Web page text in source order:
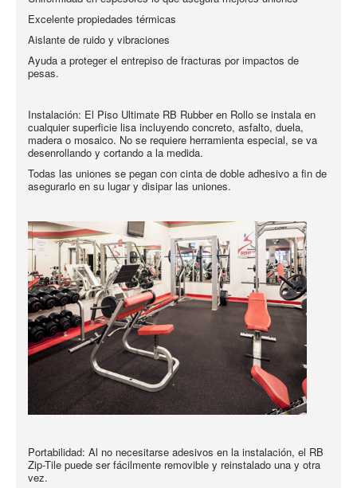
Excelente propiedades térmicas
Aislante de ruido y vibraciones
Ayuda a proteger el entrepiso de fracturas por impactos de
pesas.
Instalación: El Piso Ultimate RB Rubber en Rollo se instala en
cualquier superficie lisa incluyendo concreto, asfalto, duela,
madera o mosaico. No se requiere herramienta especial, se va
desenrollando y cortando a la medida.
Todas las uniones se pegan con cinta de doble adhesivo a fin de
asegurarlo en su lugar y disipar las uniones.
Portabilidad: Al no necesitarse adesivos en la instalación, el RB
Zip-Tile puede ser fácilmente removible y reinstalado una y otra
vez.